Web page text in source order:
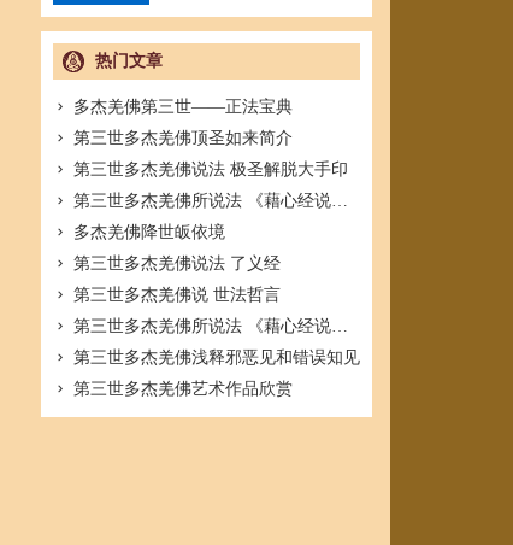
热门文章
多杰羌佛第三世——正法宝典
第三世多杰羌佛顶圣如来简介
第三世多杰羌佛说法 极圣解脱大手印
第三世多杰羌佛所说法 《藉心经说真谛》
多杰羌佛降世皈依境
第三世多杰羌佛说法 了义经
第三世多杰羌佛说 世法哲言
第三世多杰羌佛所说法 《藉心经说真谛》
第三世多杰羌佛浅释邪恶见和错误知见
第三世多杰羌佛艺术作品欣赏